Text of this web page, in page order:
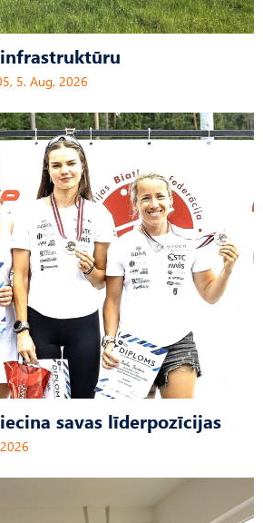
5. Aug, 2026
savas līderpozīcijas